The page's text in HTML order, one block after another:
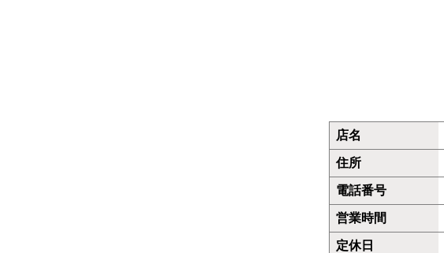
店名
住所
電話番号
営業時間
定休日